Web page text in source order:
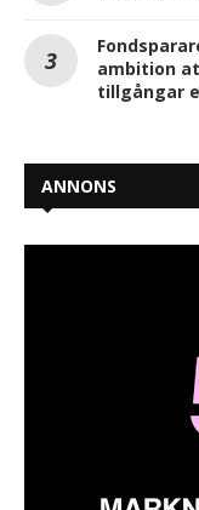
ambition
tillgångar
ANNONS